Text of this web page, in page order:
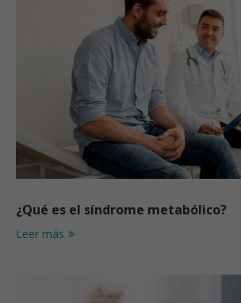
¿Qué es el síndrome metabólico?
Leer más